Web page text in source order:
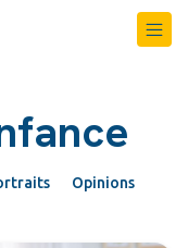
Opinions